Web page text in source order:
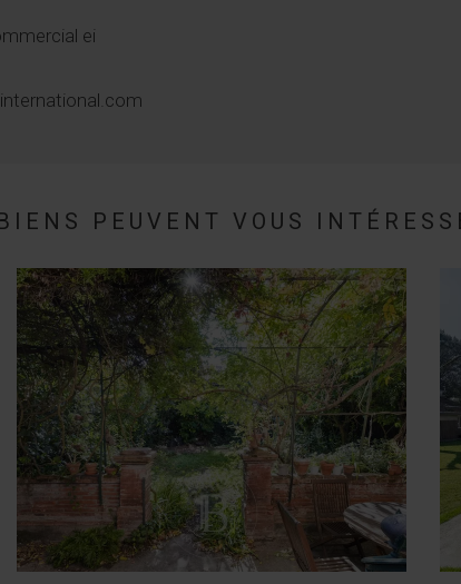
ei
PEUVENT VOUS